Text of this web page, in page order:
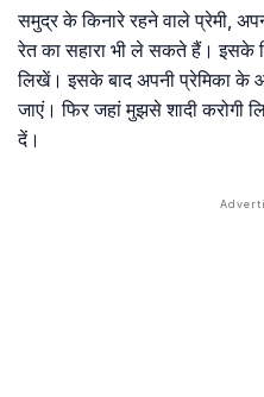
समुद्र के किनारे रहने वाले प्रेमी,
रेत का सहारा भी ले सकते हैं। इसके
लिखें। इसके बाद अपनी प्रेमिका के
जाएं। फिर जहां मुझसे शादी करोगी
दें।